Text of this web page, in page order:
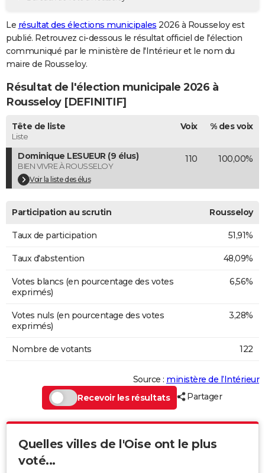
GUIDES D'ACHAT
BONS PLANS
CARTE DE VOEUX
Carte de Noël
Carte Bonne année
Carte Saint-Valentin
Carte Pâques
Carte d'anniversaire
DICTIONNAIRE
Dictionnaire
Biographies
Citations
Expressions
Proverbes
PROGRAMME TV
COPAINS D'AVANT
S'inscrire
Se connecter
Lycées
Collèges
Primaires
Universités
Entreprises
Service militaire
Avis de recherche
AVIS DE DÉCÈS
FORUM
Le résultat des élections municipales 2026 à Rousseloy est
publié. Retrouvez ci-dessous le résultat officiel de l'élection
communiqué par le ministère de l'Intérieur et le nom du
maire de Rousseloy.
Résultat de l'élection municipale 2026 à
Rousseloy [DEFINITIF]
Tête de liste
Liste
Voix % des voix
Dominique LESUEUR (9 élus)
BIEN VIVRE À ROUSSELOY
Voir la liste des élus
110 100,00%
Participation au scrutin Rousseloy
Taux de participation 51,91%
Taux d'abstention 48,09%
Votes blancs (en pourcentage des votes
exprimés)
6,56%
Votes nuls (en pourcentage des votes
exprimés)
3,28%
Nombre de votants 122
Source : ministère de l’Intérieur
Recevoir les résultats
Partager
Quelles villes de l'Oise ont le plus
voté...